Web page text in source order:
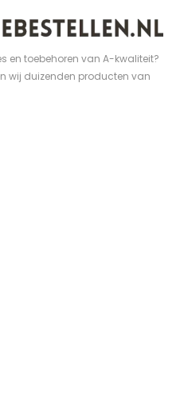
en toebehoren van A-kwaliteit?
wij duizenden producten van